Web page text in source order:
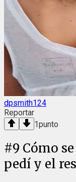
dpsmith124
Reportar
1punto
#9 Cómo
pedí y el